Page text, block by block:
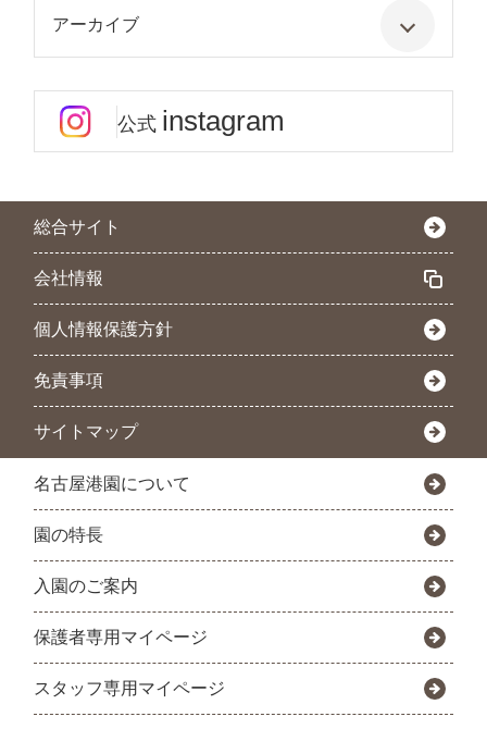
アーカイブ
公式 instagram
総合サイト
会社情報
個人情報保護方針
免責事項
サイトマップ
名古屋港園について
園の特長
入園のご案内
保護者専用マイページ
スタッフ専用マイページ